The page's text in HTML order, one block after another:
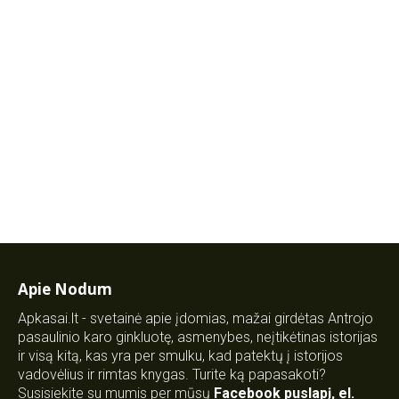
Apie Nodum
Apkasai.lt - svetainė apie įdomias, mažai girdėtas Antrojo
pasaulinio karo ginkluotę, asmenybes, neįtikėtinas istorijas
ir visą kitą, kas yra per smulku, kad patektų į istorijos
vadovėlius ir rimtas knygas. Turite ką papasakoti?
Susisiekite su mumis per mūsų Facebook puslapį, el.